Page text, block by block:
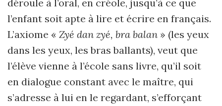
déroule à l’oral, en créole, jusqu’à ce que
l’enfant soit apte à lire et écrire en français.
L’axiome « Zyé dan zyé, bra balan » (les yeux
dans les yeux, les bras ballants), veut que
l’élève vienne à l’école sans livre, qu’il soit
en dialogue constant avec le maître, qui
s’adresse à lui en le regardant, s’efforçant